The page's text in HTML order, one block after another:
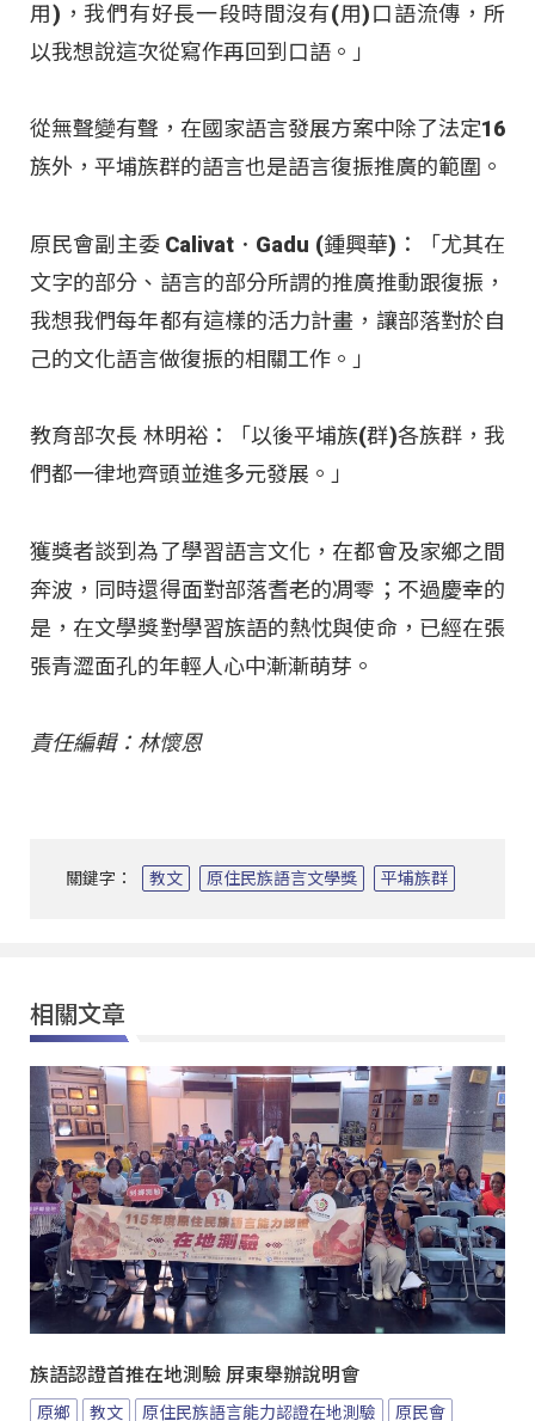
用)，我們有好長一段時間沒有(用)口語流傳，所
以我想說這次從寫作再回到口語。」
從無聲變有聲，在國家語言發展方案中除了法定16
族外，平埔族群的語言也是語言復振推廣的範圍。
原民會副主委 Calivat．Gadu (鍾興華)：「尤其在
文字的部分、語言的部分所謂的推廣推動跟復振，
我想我們每年都有這樣的活力計畫，讓部落對於自
己的文化語言做復振的相關工作。」
教育部次長 林明裕：「以後平埔族(群)各族群，我
們都一律地齊頭並進多元發展。」
獲獎者談到為了學習語言文化，在都會及家鄉之間
奔波，同時還得面對部落耆老的凋零；不過慶幸的
是，在文學獎對學習族語的熱忱與使命，已經在張
張青澀面孔的年輕人心中漸漸萌芽。
責任編輯：林懷恩
關鍵字： 教文 原住民族語言文學獎 平埔族群
相關文章
族語認證首推在地測驗 屏東舉辦說明會
原鄉 教文 原住民族語言能力認證在地測驗 原民會